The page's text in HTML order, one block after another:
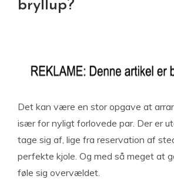
bryllup?
Det kan være en stor opgave at
især for nyligt forlovede par. Der er
tage sig af, lige fra reservation af
perfekte kjole. Og med så meget at
føle sig overvældet.